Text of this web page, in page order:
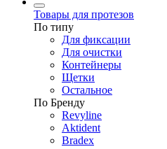
Товары для протезов
По типу
Для фиксации
Для очистки
Контейнеры
Щетки
Остальное
По Бренду
Revyline
Aktident
Bradex